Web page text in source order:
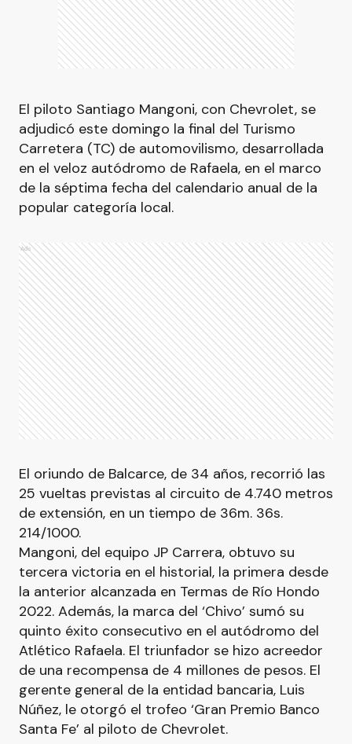
El piloto Santiago Mangoni, con Chevrolet, se
adjudicó este domingo la final del Turismo
Carretera (TC) de automovilismo, desarrollada
en el veloz autódromo de Rafaela, en el marco
de la séptima fecha del calendario anual de la
popular categoría local.
Ads
El oriundo de Balcarce, de 34 años, recorrió las
25 vueltas previstas al circuito de 4.740 metros
de extensión, en un tiempo de 36m. 36s.
214/1000.
Mangoni, del equipo JP Carrera, obtuvo su
tercera victoria en el historial, la primera desde
la anterior alcanzada en Termas de Río Hondo
2022. Además, la marca del ‘Chivo’ sumó su
quinto éxito consecutivo en el autódromo del
Atlético Rafaela. El triunfador se hizo acreedor
de una recompensa de 4 millones de pesos. El
gerente general de la entidad bancaria, Luis
Núñez, le otorgó el trofeo ‘Gran Premio Banco
Santa Fe’ al piloto de Chevrolet.